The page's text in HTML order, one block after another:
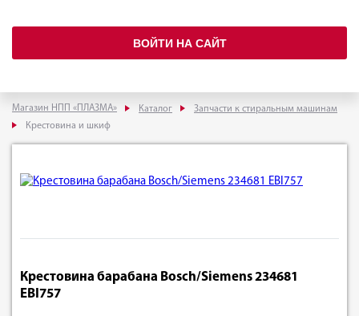
ВОЙТИ НА САЙТ
Магазин НПП «ПЛАЗМА» Каталог
Запчасти к стиральным машинам
Крестовина и шкиф
Крестовина барабана Bosch/Siemens 234681
EBI757